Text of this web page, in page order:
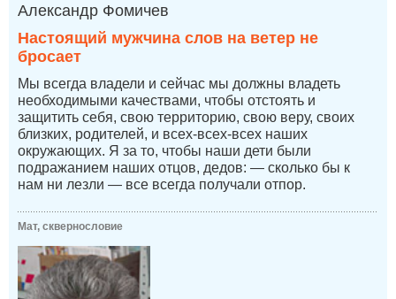
Александр Фомичев
Настоящий мужчина слов на ветер не
бросает
Мы всегда владели и сейчас мы должны владеть
необходимыми качествами, чтобы отстоять и
защитить себя, свою территорию, свою веру, своих
близких, родителей, и всех-всех-всех наших
окружающих. Я за то, чтобы наши дети были
подражанием наших отцов, дедов: — сколько бы к
нам ни лезли — все всегда получали отпор.
Мат, сквернословие